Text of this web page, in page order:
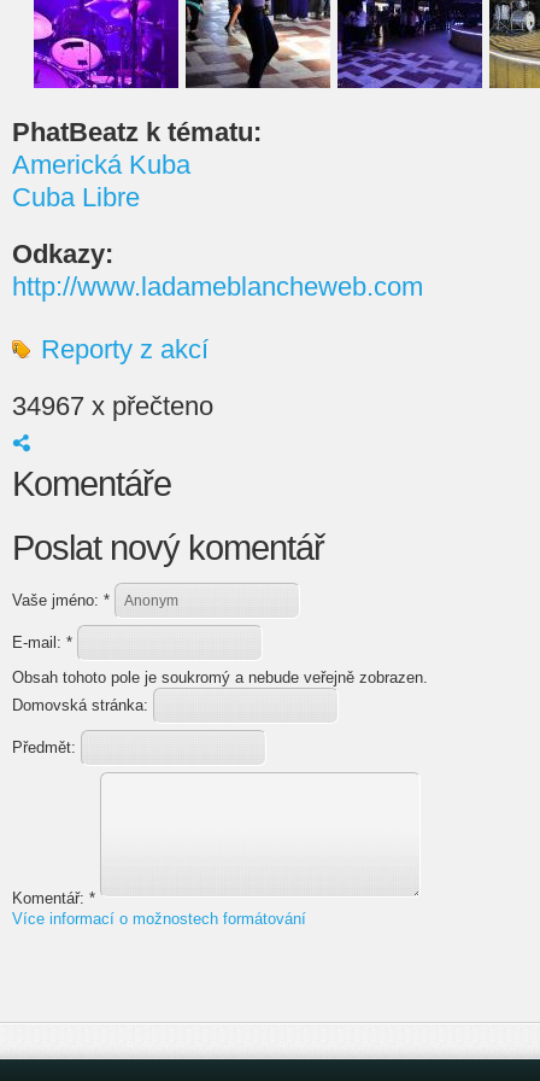
PhatBeatz k tématu:
Americká Kuba
Cuba Libre
Odkazy:
http://www.ladameblancheweb.com
Reporty z akcí
34967 x přečteno
Komentáře
Poslat nový komentář
Vaše jméno: *
E-mail: *
Obsah tohoto pole je soukromý a nebude veřejně zobrazen.
Domovská stránka:
Předmět:
Komentář: *
Více informací o možnostech formátování